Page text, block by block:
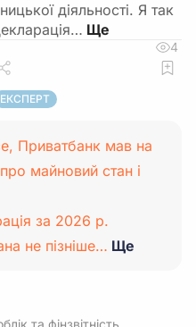
діяльності. Я так
4
ЕКСПЕРТ
Приватбанк мав на
майновий стан і
за 2026 р.
не пізніше… Ще
та фінзвітність